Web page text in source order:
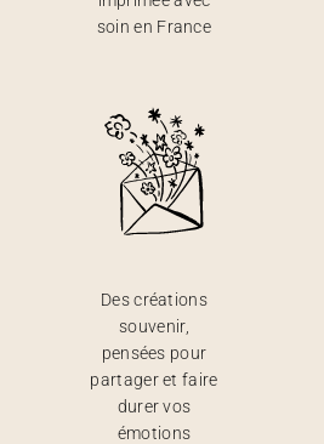
soin en France
Des créations
souvenir,
pensées pour
partager et faire
durer vos
émotions